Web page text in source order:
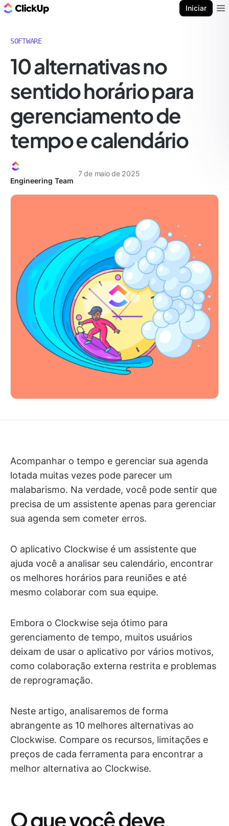
Iniciar
SOFTWARE
10 alternativas no
sentido horário para
gerenciamento de
tempo e calendário
Engineering Team
7 de maio de 2025
Acompanhar o tempo e gerenciar sua agenda
lotada muitas vezes pode parecer um
malabarismo. Na verdade, você pode sentir que
precisa de um assistente apenas para gerenciar
sua agenda sem cometer erros.
O aplicativo Clockwise é um assistente que
ajuda você a analisar seu calendário, encontrar
os melhores horários para reuniões e até
mesmo colaborar com sua equipe.
Embora o Clockwise seja ótimo para
gerenciamento de tempo, muitos usuários
deixam de usar o aplicativo por vários motivos,
como colaboração externa restrita e problemas
de reprogramação.
Neste artigo, analisaremos de forma
abrangente as 10 melhores alternativas ao
Clockwise. Compare os recursos, limitações e
preços de cada ferramenta para encontrar a
melhor alternativa ao Clockwise.
O que você deve